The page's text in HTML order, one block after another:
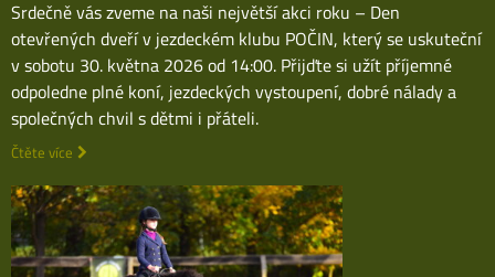
Srdečně vás zveme na naši největší akci roku – Den
otevřených dveří v jezdeckém klubu POČIN, který se uskuteční
v sobotu 30. května 2026 od 14:00. Přijďte si užít příjemné
odpoledne plné koní, jezdeckých vystoupení, dobré nálady a
společných chvil s dětmi i přáteli.
Čtěte více